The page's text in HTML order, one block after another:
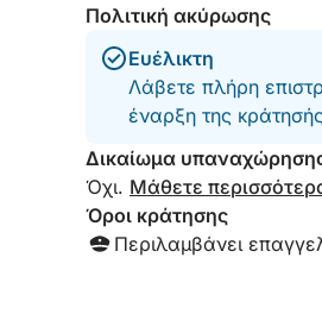
Πολιτική ακύρωσης
Ευέλικτη
Λάβετε πλήρη
έναρξη της
Δικαίωμα
Όχι. Μάθετε
Όροι κράτησης
Περιλαμβάνει